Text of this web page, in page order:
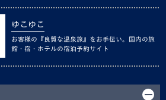
ゆこゆこ
お客様の『良質な温泉旅』をお手伝い。国内の旅
館・宿・ホテルの宿泊予約サイト